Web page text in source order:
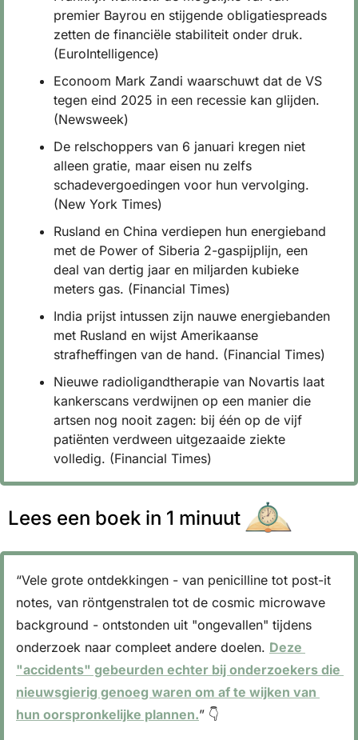
premier Bayrou en stijgende obligatiespreads
zetten de financiële stabiliteit onder druk.
(EuroIntelligence)
Econoom Mark Zandi waarschuwt dat de VS
tegen eind 2025 in een recessie kan glijden.
(Newsweek)
De relschoppers van 6 januari kregen niet
alleen gratie, maar eisen nu zelfs
schadevergoedingen voor hun vervolging.
(New York Times)
Rusland en China verdiepen hun energieband
met de Power of Siberia 2-gaspijplijn, een
deal van dertig jaar en miljarden kubieke
meters gas. (Financial Times)
India prijst intussen zijn nauwe energiebanden
met Rusland en wijst Amerikaanse
strafheffingen van de hand. (Financial Times)
Nieuwe radioligandtherapie van Novartis laat
kankerscans verdwijnen op een manier die
artsen nog nooit zagen: bij één op de vijf
patiënten verdween uitgezaaide ziekte
volledig. (Financial Times)
Lees een boek in 1 minuut
“Vele grote ontdekkingen - van penicilline tot post-it
notes, van röntgenstralen tot de cosmic microwave
background - ontstonden uit "ongevallen" tijdens
onderzoek naar compleet andere doelen. Deze
"accidents" gebeurden echter bij onderzoekers die
nieuwsgierig genoeg waren om af te wijken van
hun oorspronkelijke plannen.” 👇